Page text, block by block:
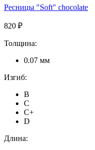
Ресницы "Soft" chocolate
820 ₽
Толщина:
0.07 мм
Изгиб:
B
C
C+
D
Длина: